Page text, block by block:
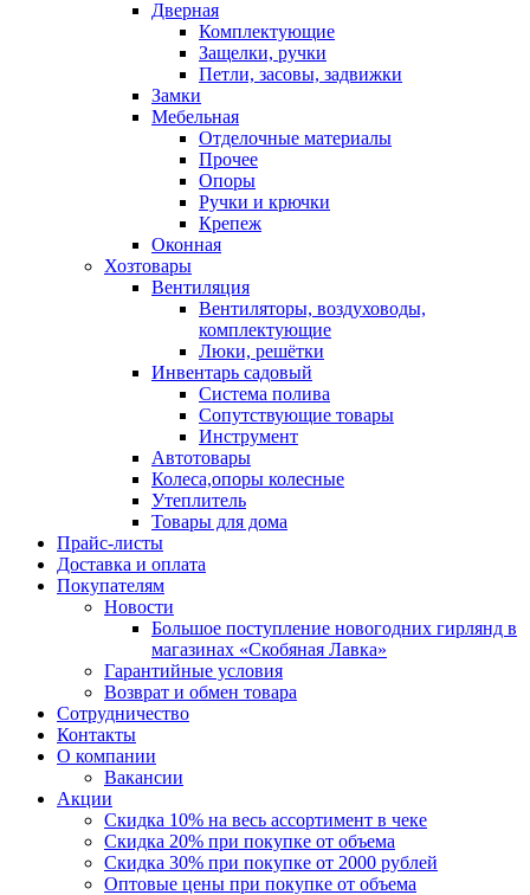
Дверная
Комплектующие
Защелки, ручки
Петли, засовы, задвижки
Замки
Мебельная
Отделочные материалы
Прочее
Опоры
Ручки и крючки
Крепеж
Оконная
Хозтовары
Вентиляция
Вентиляторы, воздуховоды,
комплектующие
Люки, решётки
Инвентарь садовый
Система полива
Сопутствующие товары
Инструмент
Автотовары
Колеса,опоры колесные
Утеплитель
Товары для дома
Прайс-листы
Доставка и оплата
Покупателям
Новости
Большое поступление новогодних гирлянд в
магазинах «Скобяная Лавка»
Гарантийные условия
Возврат и обмен товара
Сотрудничество
Контакты
О компании
Вакансии
Акции
Скидка 10% на весь ассортимент в чеке
Скидка 20% при покупке от объема
Скидка 30% при покупке от 2000 рублей
Оптовые цены при покупке от объема